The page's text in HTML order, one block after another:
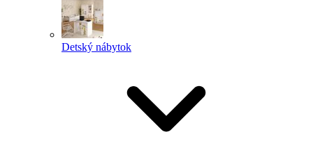
Detský nábytok